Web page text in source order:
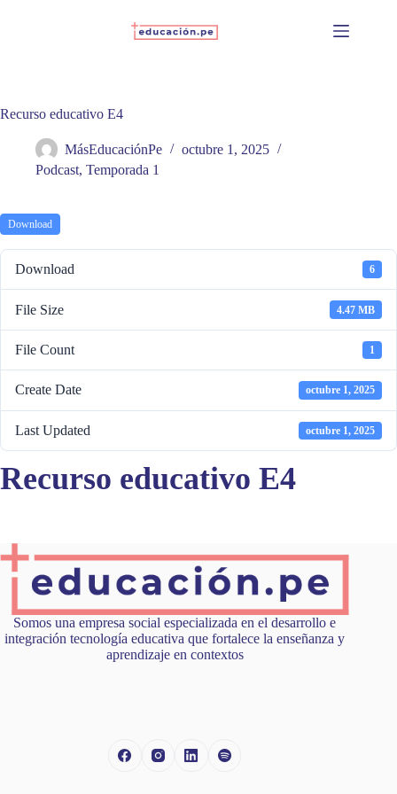
Recurso educativo E4
MásEducaciónPe
octubre 1, 2025
Podcast, Temporada 1
Download
Download 6
File Size 4.47 MB
File Count 1
Create Date octubre 1, 2025
Last Updated octubre 1, 2025
Recurso educativo E4
Somos una empresa social especializada en el desarrollo e
integración tecnología educativa que fortalece la enseñanza y
aprendizaje en contextos